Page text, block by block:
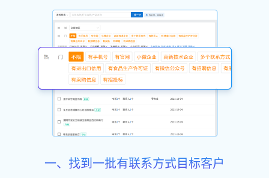
一、找到一批有联系方式目标客户